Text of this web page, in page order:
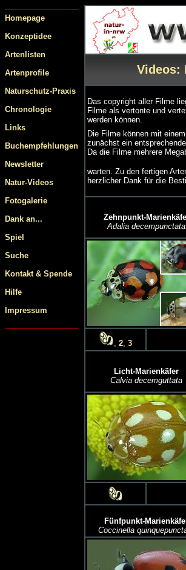
Homepage
Konzeptidee
Artenlisten
Artenprofile
Naturschutz-Praxis
Chronologie
Links
Buchempfehlungen
Newsletter
Natur-Videos
Fotogalerie
Dank an...
Spiel
Suche
Kontakt & Spende
Hilfe
Impressum
Videos:
Das copyright aller Filme
Filme als vertonte und
werden können.
Die Filme können mit
zunächst ein
Da die Filme mehrere
warten. Zu den fertigen
herzlicher Dank für die
Zehnpunkt-
Adalia decempunctata
, 2, 3
Licht-Marienkäfer
Calvia decemguttata
Fünfpunkt-
Coccinella